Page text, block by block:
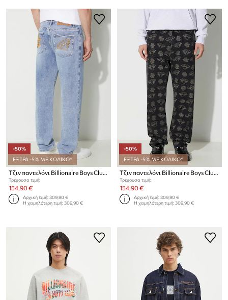
-50%
ΕΞΤΡΑ -5% ΜΕ ΚΩΔΙΚΟ*
Τζιν παντελόνι Billionaire Boys Club Diamond & Dollar Embroidered Denim
Τρέχουσα τιμή:
154,90 €
Αρχική τιμή:309,90 €
Η χαμηλότερη τιμή:309,90 €
-50%
ΕΞΤΡΑ -5% ΜΕ ΚΩΔΙΚΟ*
Τζιν παντελόνι Billionaire Boys Club Diamonds & Dollars Denim
Τρέχουσα τιμή:
154,90 €
Αρχική τιμή:309,90 €
Η χαμηλότερη τιμή:309,90 €